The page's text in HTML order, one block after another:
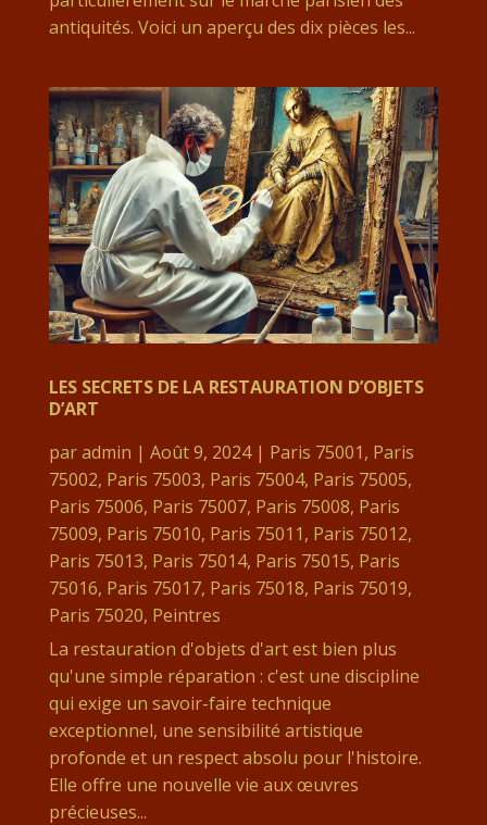
antiquités. Voici un aperçu des dix pièces les...
LES SECRETS DE LA RESTAURATION D’OBJETS
D’ART
paradmin | Août 9, 2024| Paris 75001, Paris
75002, Paris 75003, Paris 75004, Paris 75005,
Paris 75006, Paris 75007, Paris 75008, Paris
75009, Paris 75010, Paris 75011, Paris 75012,
Paris 75013, Paris 75014, Paris 75015, Paris
75016, Paris 75017, Paris 75018, Paris 75019,
Paris 75020, Peintres
La restauration d'objets d'art est bien plus
qu'une simple réparation : c'est une discipline
qui exige un savoir-faire technique
exceptionnel, une sensibilité artistique
profonde et un respect absolu pour l'histoire.
Elle offre une nouvelle vie aux œuvres
précieuses...